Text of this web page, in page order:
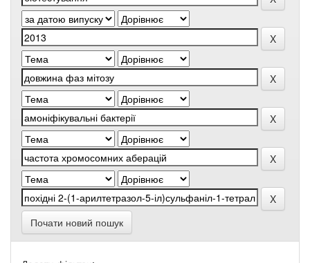
Почати новий пошук